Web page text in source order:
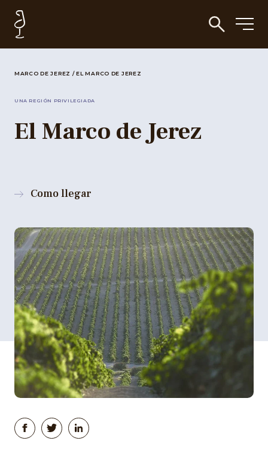
MARCO DE JEREZ /EL MARCO DE JEREZ
UNA REGIÓN PRIVILEGIADA
El Marco de Jerez
Como llegar